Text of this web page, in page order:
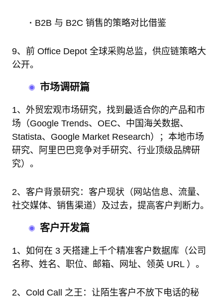
· B2B 与 B2C 销售的策略对比借鉴
9、前 Office Depot 全球采购总监，供应链策略大
公开。
市场调研篇
1、外贸宏观市场研究，找到最适合你的产品和市
场（Google Trends、OEC、中国海关数据、
Statista、Google Market Research）；本地市场
研究、阿里巴巴竞争对手研究、行业顶级品牌研
究）。
2、客户背景研究：客户现状（网站信息、流量、
社交媒体、销售渠道）及过去，提高客户判断力。
客户开发篇
1、如何在 3 天搭建上千个精准客户数据库（公司
名称、姓名、职位、邮箱、网址、领英 URL ）。
2、Cold Call 之王：让陌生客户不放下电话的秘